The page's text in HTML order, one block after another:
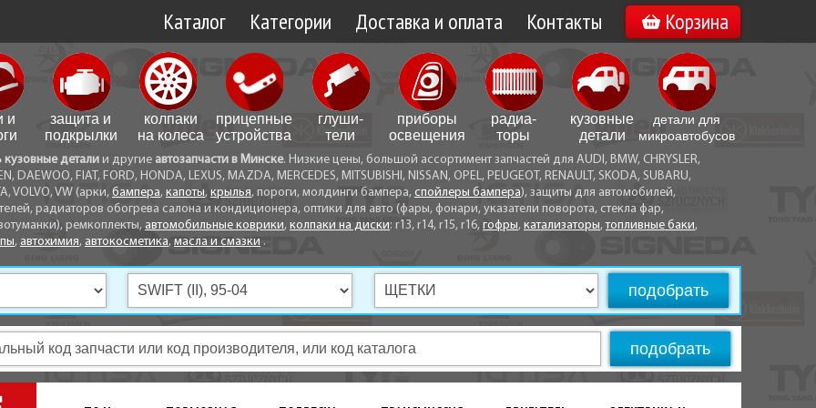
Каталог Категории Доставка и оплата
Доставка по Минску
Доставка по Беларуси
Самовывоз
Способы оплаты
Контакты
Вакансии
Корзина
и
защита и
подкрылки
колпаки
на колеса
прицепные
устройства
глуши­
тели
приборы
освещения
радиа­
торы
кузовные
детали
детали для
микро­автобусов
кузовные детали и другие автозапчасти в Минске. Низкие цены, большой ассортимент запчастей для AUDI, BMW, CHRYSLER,
DAEWOO, FIAT, FORD, HONDA, LEXUS, MAZDA, MERCEDES, MITSUBISHI, NISSAN, OPEL, PEUGEOT, RENAULT, SKODA, SUBARU,
VOLVO, VW (арки, бампера, капоты, крылья, пороги, молдинги бампера, спойлеры бампера), защиты для автомобилей,
радиаторов обогрева салона и кондиционера, оптики для авто (фары, фонари, указатели поворота, стекла фар,
ремкоплекты, автомобильные коврики, колпаки на диски: r13, r14, r15, r16, гофры, катализаторы,топливные баки,
, автохимия, автокосметика, масла и смазки .